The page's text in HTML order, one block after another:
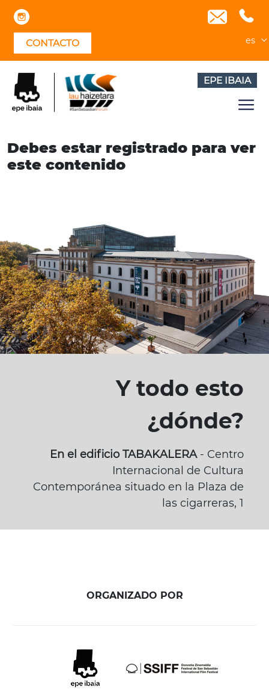
Skip
contentCONTACTO es
EPE IBAIA
Debes estar registrado para ver
este contenido
Y todo esto
¿dónde?
En el edificio TABAKALERA- Centro
Internacional de Cultura
Contemporánea situado en la Plaza de
las cigarreras, 1
ORGANIZADO POR